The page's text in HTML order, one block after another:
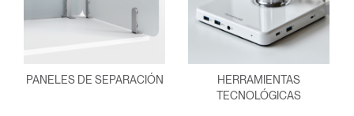
PANELES DE SEPARACIÓN
HERRAMIENTAS
TECNOLÓGICAS